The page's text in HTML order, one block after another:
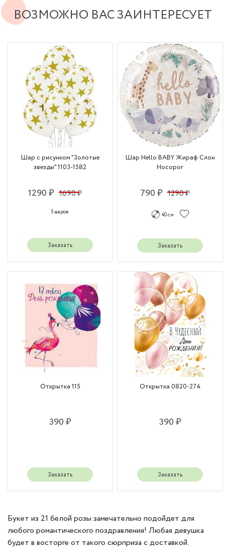
ВОЗМОЖНО ВАС ЗАИНТЕРЕСУЕТ
Шар с рисунком "Золотые
звезды" 1103-1582
1290 ₽ 1690 ₽
5 шаров
Заказать
Шар Hello BABY Жираф Слон
Носорог
790 ₽ 1290 ₽
40 см
Заказать
Открытка 115
390 ₽
Заказать
Открытка 0820-274
390 ₽
Заказать
Букет из 21 белой розы замечательно подойдет для
любого романтического поздравления! Любая девушка
будет в восторге от такого сюрприза с доставкой.